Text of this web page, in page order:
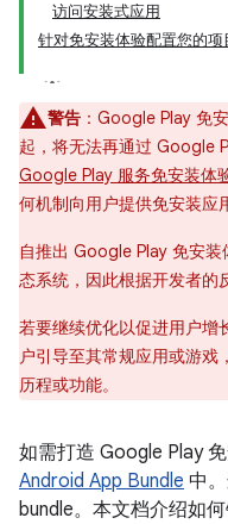
访问安装式应用
针对免安装体验配置您的项
警告 ：Google Play 免
起，将无法再通过 Google
Google Play 服务免安装体
何机制向用户提供免安装应
自推出 Google Play 免安
态系统，因此根据开发者的
若要继续优化以促进用户增
户引导至其常规应用或游戏
历程或功能。
如需打造 Google Play
Android App Bundle 中
bundle。 本文档介绍如